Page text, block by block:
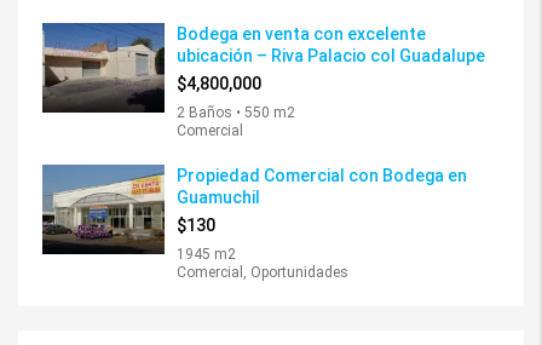
Bodega en venta con excelente
ubicación – Riva Palacio col Guadalupe
$4,800,000
2 Baños • 550 m2
Comercial
Propiedad Comercial con Bodega en
Guamuchil
$130
1945 m2
Comercial, Oportunidades